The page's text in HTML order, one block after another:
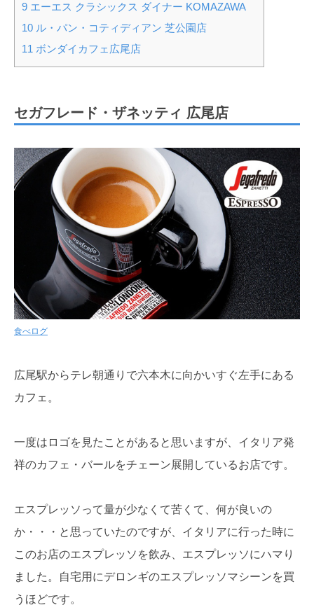
9 エーエス クラシックス ダイナー KOMAZAWA
10 ル・パン・コティディアン 芝公園店
11 ボンダイカフェ広尾店
セガフレード・ザネッティ 広尾店
食べログ
広尾駅からテレ朝通りで六本木に向かいすぐ左手にある
カフェ。
一度はロゴを見たことがあると思いますが、イタリア発
祥のカフェ・バールをチェーン展開しているお店です。
エスプレッソって量が少なくて苦くて、何が良いの
か・・・と思っていたのですが、イタリアに行った時に
このお店のエスプレッソを飲み、エスプレッソにハマり
ました。自宅用にデロンギのエスプレッソマシーンを買
うほどです。